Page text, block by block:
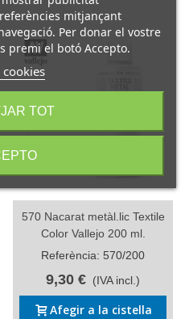
570 Nacarat metàl.lic Textile
Color Vallejo 200 ml.
Referència: 570/200
9,30 € (IVA incl.)
Afegir a la cistella
mitjançant
Per donar el vostre
premi el botó Accepto.
TOT